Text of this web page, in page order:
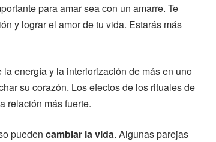
para amar sea con un amarre. Te
y lograr el amor de tu vida. Estarás más
energía y la interiorización de más en uno
su corazón. Los efectos de los rituales de
relación más fuerte.
pueden cambiar la vida. Algunas parejas